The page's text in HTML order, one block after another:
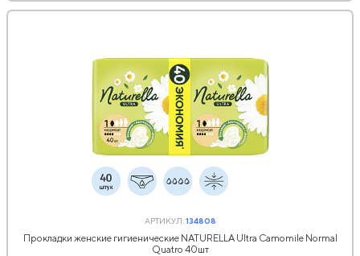
АРТИКУЛ:134808
Прокладки женские гигиенические NATURELLA Ultra Camomile Normal
Quatro 40шт